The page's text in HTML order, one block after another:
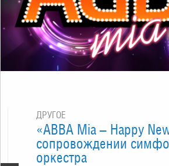
ДРУГОЕ
«ABBA Mia – Happy
сопровождении
оркестра